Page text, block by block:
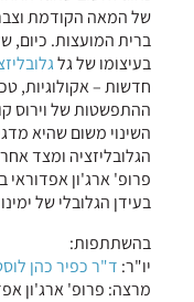
ברית המועצות. כיום,
בעיצומו של גל
חדשות – אקולוגיות,
ההתפשטות של וירוס
השינוי משום שהיא
הגלובליזציה ומצד
פרופ' ארג'ון אפדוראי
בעידן הגלובלי של
בהשתתפות:
יו"ר: ד"ר כפיר כהן
מרצה: פרופ' ארג'ון